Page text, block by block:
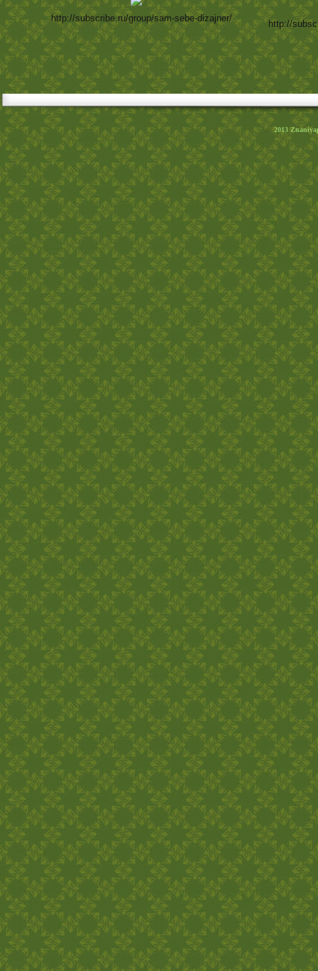
http://subscribe.ru/group/sam-sebe-dizajner/
http://
2013